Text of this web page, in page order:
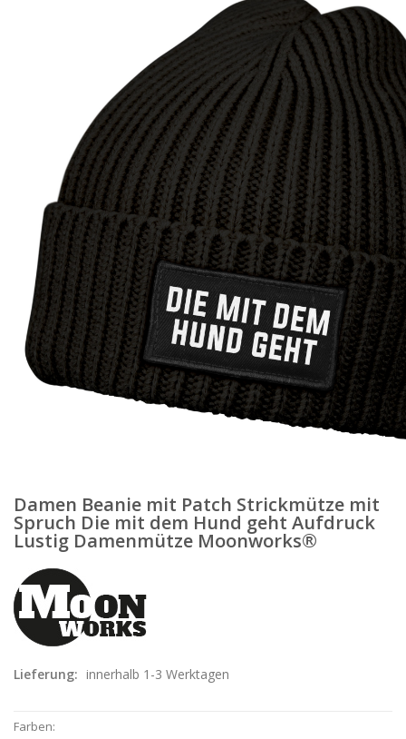
Damen Beanie mit Patch Strickmütze mit
Spruch Die mit dem Hund geht Aufdruck
Lustig Damenmütze Moonworks®
Lieferung: innerhalb 1-3 Werktagen
Farben: